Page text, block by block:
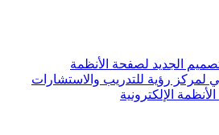
الجديد لصفحة الأنظمة
لمركز رؤية للتدريب والاستشارات
الإلكترونية